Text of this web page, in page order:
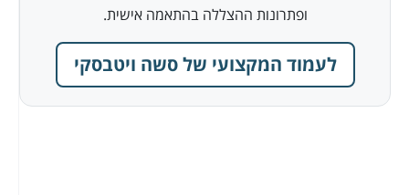
ופתרונות ההצללה בהתאמה אישית.
לעמוד המקצועי של סשה ויטבסקי